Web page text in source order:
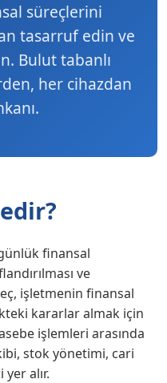
süreçlerini
tasarruf edin ve
Bulut tabanlı
her cihazdan
finansal
ve
işletmenin finansal
kararlar almak için
işlemleri arasında
stok yönetimi, cari
alır.